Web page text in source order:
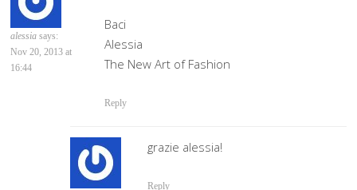
alessia says:
Nov 20, 2013 at
16:44
Baci
Alessia
The New Art of Fashion
Reply
grazie alessia!
Reply